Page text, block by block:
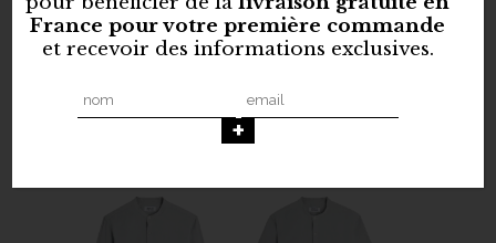
MIDNIGHT
HOKI JACKET
OLIVE
OIHANA SHIRT
France pour votre première commande
et recevoir des informations exclusives.